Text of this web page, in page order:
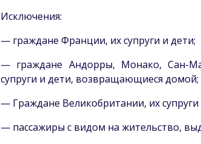
Исключения:
— граждане Франции, их супруги и дети;
— граждане Андорры, Монако, Сан-
супруги и дети, возвращающиеся домой;
— Граждане Великобритании, их
— пассажиры с видом на жительство,